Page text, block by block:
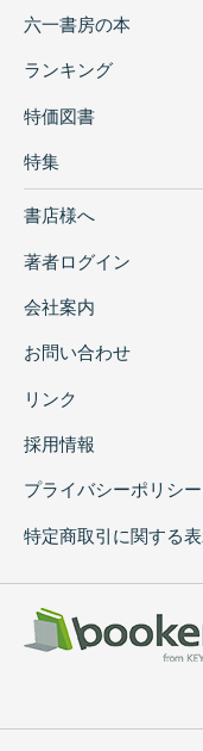
六一書房の本
ランキング
特価図書
特集
書店様へ
著者ログイン
会社案内
お問い合わせ
リンク
採用情報
プライバシーポリシー
特定商取引に関する